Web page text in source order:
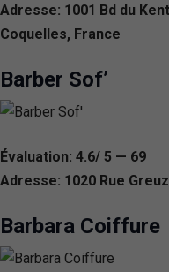
Adresse: 1001 Bd du
Coquelles, France
Barber Sof’
Évaluation: 4.6/ 5 — 69
Adresse: 1020 Rue
Barbara Coiffure